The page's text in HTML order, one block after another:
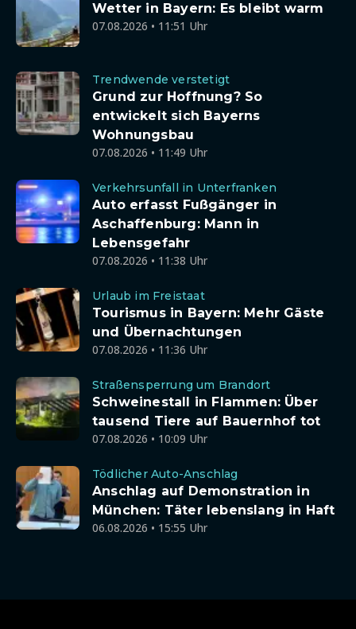
Wetter in Bayern: Es bleibt warm
07.08.2026 • 11:51 Uhr
Trendwende verstetigt
Grund zur Hoffnung? So
entwickelt sich Bayerns
Wohnungsbau
07.08.2026 • 11:49 Uhr
Verkehrsunfall in Unterfranken
Auto erfasst Fußgänger in
Aschaffenburg: Mann in
Lebensgefahr
07.08.2026 • 11:38 Uhr
Urlaub im Freistaat
Tourismus in Bayern: Mehr Gäste
und Übernachtungen
07.08.2026 • 11:36 Uhr
Straßensperrung um Brandort
Schweinestall in Flammen: Über
tausend Tiere auf Bauernhof tot
07.08.2026 • 10:09 Uhr
Tödlicher Auto-Anschlag
Anschlag auf Demonstration in
München: Täter lebenslang in Haft
06.08.2026 • 15:55 Uhr